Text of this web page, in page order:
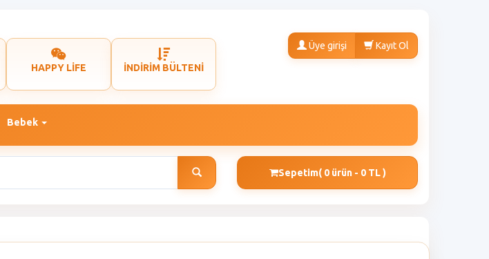
HAPPY LİFE İNDİRİM BÜLTENİ
Üye girişi Kayıt Ol
Bebek
Sepetim( 0 ürün - 0 TL )